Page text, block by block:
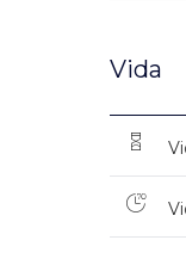
Vida